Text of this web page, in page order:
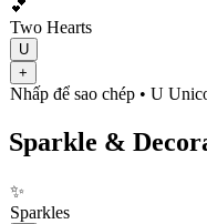
💕
Two Hearts
U
+
Nhấp để sao chép • U
Sparkle &
✨
Sparkles